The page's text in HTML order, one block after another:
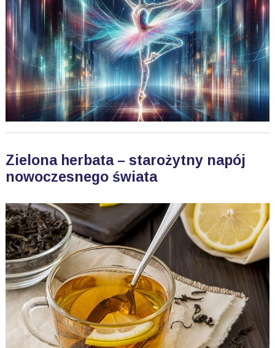
Zielona herbata – starożytny napój
nowoczesnego świata